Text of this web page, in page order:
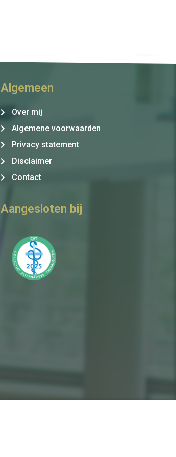
Algemeen
Over mij
Algemene voorwaarden
Privacy statement
Disclaimer
Contact
Aangesloten bij